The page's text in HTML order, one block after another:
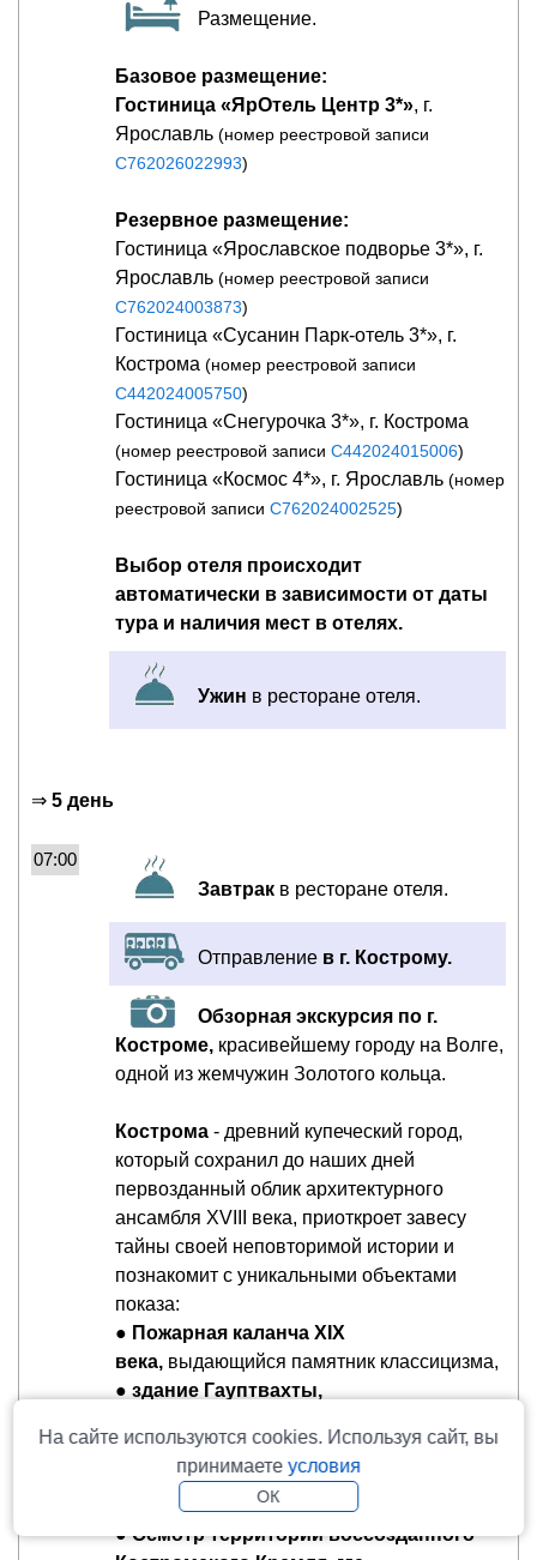
Размещение.
Базовое размещение:
Гостиница «ЯрОтель Центр 3*», г.
Ярославль (номер реестровой записи
С762026022993)
Резервное размещение:
Гостиница «Ярославское подворье 3*», г.
Ярославль (номер реестровой записи
С762024003873)
Гостиница «Сусанин Парк-отель 3*», г.
Кострома (номер реестровой записи
С442024005750)
Гостиница «Снегурочка 3*», г. Кострома
(номер реестровой записи С442024015006)
Гостиница «Космос 4*», г. Ярославль (номер
реестровой записи С762024002525)
Выбор отеля происходит
автоматически в зависимости от даты
тура и наличия мест в отелях.
Ужин в ресторане отеля.
⇒ 5 день
07:00
Завтрак в ресторане отеля.
Отправление в г. Кострому.
Обзорная экскурсия по г.
Костроме, красивейшему городу на Волге,
одной из жемчужин Золотого кольца.
Кострома - древний купеческий город,
который сохранил до наших дней
первозданный облик архитектурного
ансамбля XVIII века, приоткроет завесу
тайны своей неповторимой истории и
познакомит с уникальными объектами
показа:
● Пожарная каланча XIX
века, выдающийся памятник классицизма,
● здание Гауптвахты,
Торговых рядов, которые исправно несут
свою службу до сих пор.
● Широкая
набережная реки Волги.
●Осмотр территории воссозданного
На сайте используются cookies. Используя сайт, вы
принимаете условия
ОК